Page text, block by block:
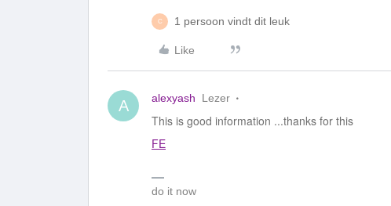
C 1 persoon vindt dit leuk
Like
A alexyash Lezer
This is good information ...thanks for this
FE
do it now